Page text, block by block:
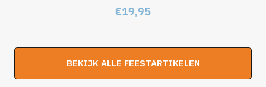
€19,95
BEKIJK ALLE FEESTARTIKELEN